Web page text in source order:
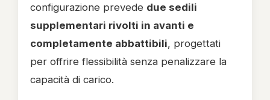
configurazione prevede due sedili
supplementari rivolti in avanti e
completamente abbattibili, progettati
per offrire flessibilità senza penalizzare la
capacità di carico.